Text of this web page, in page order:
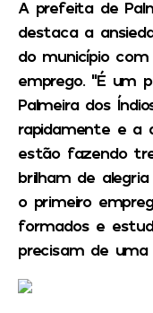
A prefeita de
destaca a
do município
emprego. “É um
Palmeira dos
rapidamente e a
estão fazendo
brilham de
o primeiro
formados e
precisam de uma